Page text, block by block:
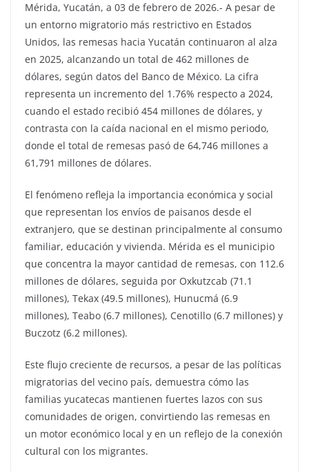
Mérida, Yucatán, a 03 de febrero de 2026.- A pesar de
un entorno migratorio más restrictivo en Estados
Unidos, las remesas hacia Yucatán continuaron al alza
en 2025, alcanzando un total de 462 millones de
dólares, según datos del Banco de México. La cifra
representa un incremento del 1.76% respecto a 2024,
cuando el estado recibió 454 millones de dólares, y
contrasta con la caída nacional en el mismo periodo,
donde el total de remesas pasó de 64,746 millones a
61,791 millones de dólares.
El fenómeno refleja la importancia económica y social
que representan los envíos de paisanos desde el
extranjero, que se destinan principalmente al consumo
familiar, educación y vivienda. Mérida es el municipio
que concentra la mayor cantidad de remesas, con 112.6
millones de dólares, seguida por Oxkutzcab (71.1
millones), Tekax (49.5 millones), Hunucmá (6.9
millones), Teabo (6.7 millones), Cenotillo (6.7 millones) y
Buczotz (6.2 millones).
Este flujo creciente de recursos, a pesar de las políticas
migratorias del vecino país, demuestra cómo las
familias yucatecas mantienen fuertes lazos con sus
comunidades de origen, convirtiendo las remesas en
un motor económico local y en un reflejo de la conexión
cultural con los migrantes.